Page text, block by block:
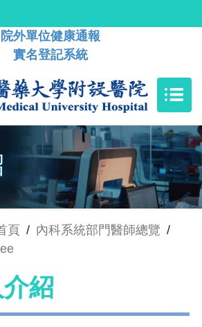
院外單位健康通報
實名登記系統
頁 / 內科系統部門醫師總覽 /
紹